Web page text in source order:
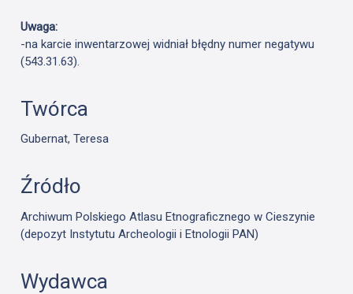
Uwaga:
-na karcie inwentarzowej widniał błędny numer negatywu
(543.31.63).
Twórca
Gubernat, Teresa
Źródło
Archiwum Polskiego Atlasu Etnograficznego w Cieszynie
(depozyt Instytutu Archeologii i Etnologii PAN)
Wydawca